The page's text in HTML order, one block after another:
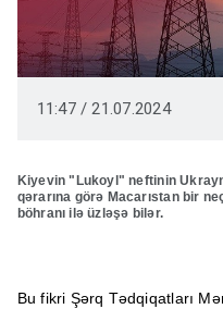
11:47 / 21.07.2024
Kiyevin "Lukoyl" neftinin
qərarına görə Macarıstan bir
böhranı ilə üzləşə bilər.
Bu fikri Şərq Tədqiqatları